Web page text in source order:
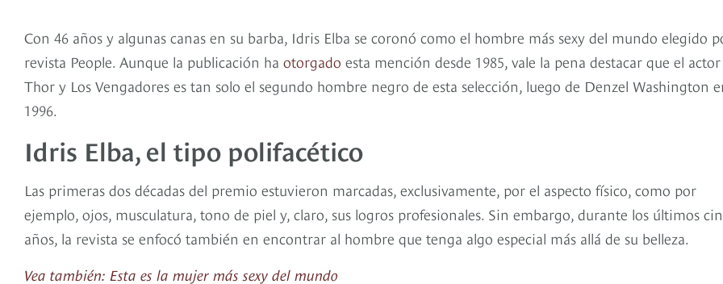
Con 46 años y algunas canas en su barba, Idris Elba se coronó como el hombre más sexy del mundo elegido
revista People. Aunque la publicación ha otorgado esta mención desde 1985, vale la pena destacar que el
Thor y Los Vengadores es tan solo el segundo hombre negro de esta selección, luego de Denzel Washington
1996.
Idris Elba, el tipo polifacético
Las primeras dos décadas del premio estuvieron marcadas, exclusivamente, por el aspecto físico, como por
ejemplo, ojos, musculatura, tono de piel y, claro, sus logros profesionales. Sin embargo, durante los últimos
años, la revista se enfocó también en encontrar al hombre que tenga algo especial más allá de su belleza.
Vea también: Esta es la mujer más sexy del mundo